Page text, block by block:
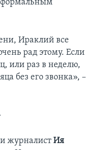
Ираклий все
рад этому. Если
или раз в неделю,
без его звонка», –
журналистИя